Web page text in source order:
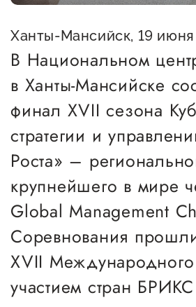
Поддержка социальных
предпринимателей
Поддержка экспортеров
Финансовая поддержка
Меры поддержки в
внешнего санкционного
давления
Центры
Центр
консультационного
Ханты-Мансийск, 19 июня
В Национальном
в Ханты-Мансийске
финал XVII сезона
стратегии и
Роста» –
крупнейшего в мире
Global Management
Соревнования
XVII
участием стран